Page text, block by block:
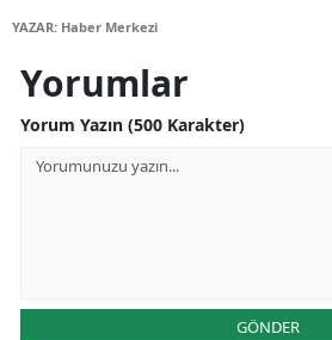
YAZAR: Haber Merkezi
Yorumlar
Yorum Yazın (500 Karakter)
GÖNDER